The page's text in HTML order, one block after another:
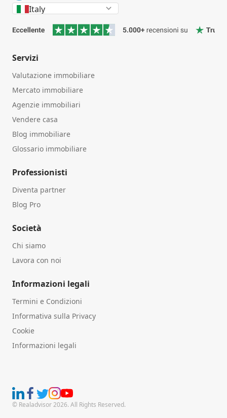
Italy
Servizi
Valutazione immobiliare
Mercato immobiliare
Agenzie immobiliari
Vendere casa
Blog immobiliare
Glossario immobiliare
Professionisti
Diventa partner
Blog Pro
Società
Chi siamo
Lavora con noi
Informazioni legali
Termini e Condizioni
Informativa sulla Privacy
Cookie
Informazioni legali
© Realadvisor 2026. All Rights Reserved.